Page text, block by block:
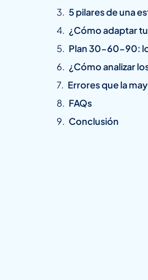
5 pilares de una
¿Cómo adaptar
Plan 30-60-90:
¿Cómo analizar
Errores que la
FAQs
Conclusión